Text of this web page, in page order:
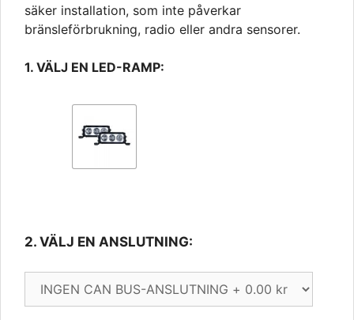
säker installation, som inte påverkar
bränsleförbrukning, radio eller andra sensorer.
1. VÄLJ EN LED-RAMP:
2. VÄLJ EN ANSLUTNING: